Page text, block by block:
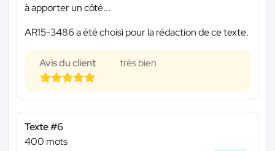
à apporter un côté...
AR15-3486 a été choisi pour la rédaction de ce texte.
Avis du client très bien
Texte #6
400 mots